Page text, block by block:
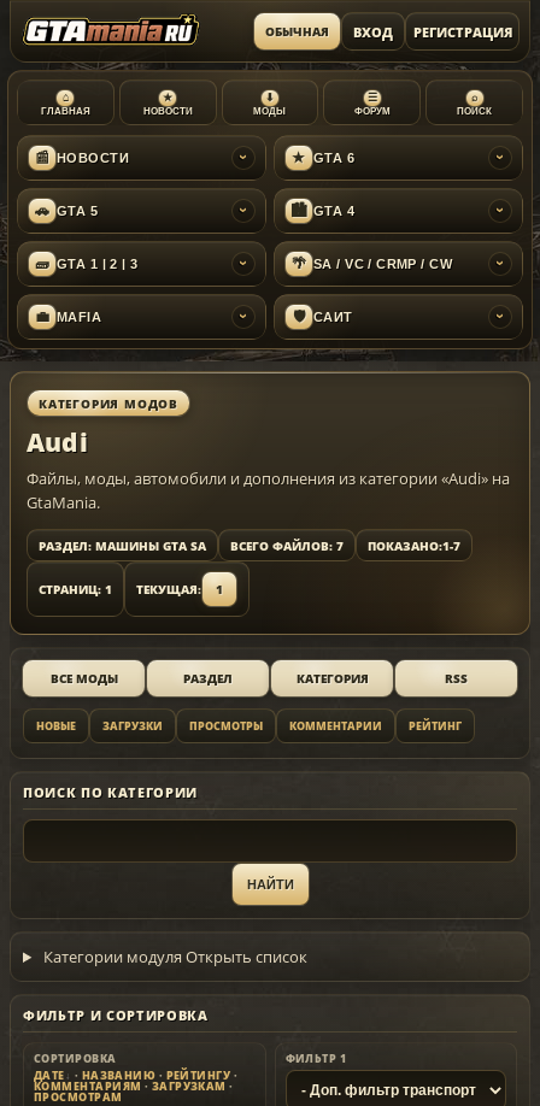
ОБЫЧНАЯ ВХОД РЕГИСТРАЦИЯ
⌂
ГЛАВНАЯ
★
НОВОСТИ
⬇
МОДЫ
☰
ФОРУМ
⌕
ПОИСК
📰 НОВОСТИ › ★ GTA 6 ›
🚗 GTA 5 › 🏙 GTA 4 ›
🧱 GTA 1 | 2 | 3 › 🌴 SA / VC / CRMP / CW ›
💼 MAFIA › 🛡 САЙТ ›
КАТЕГОРИЯ МОДОВ
Audi
Файлы, моды, автомобили и дополнения из категории «Audi» на
GtaMania.
РАЗДЕЛ: МАШИНЫ GTA SA ВСЕГО ФАЙЛОВ: 7 ПОКАЗАНО:1-7
СТРАНИЦ: 1 ТЕКУЩАЯ: 1
ВСЕ МОДЫ РАЗДЕЛ КАТЕГОРИЯ RSS
НОВЫЕ ЗАГРУЗКИ ПРОСМОТРЫ КОММЕНТАРИИ РЕЙТИНГ
ПОИСК ПО КАТЕГОРИИ
Категории модуля Открыть список
ФИЛЬТР И СОРТИРОВКА
СОРТИРОВКА
ДАТЕ
· НАЗВАНИЮ · РЕЙТИНГУ ·
КОММЕНТАРИЯМ · ЗАГРУЗКАМ ·
ПРОСМОТРАМ
ФИЛЬТР 1